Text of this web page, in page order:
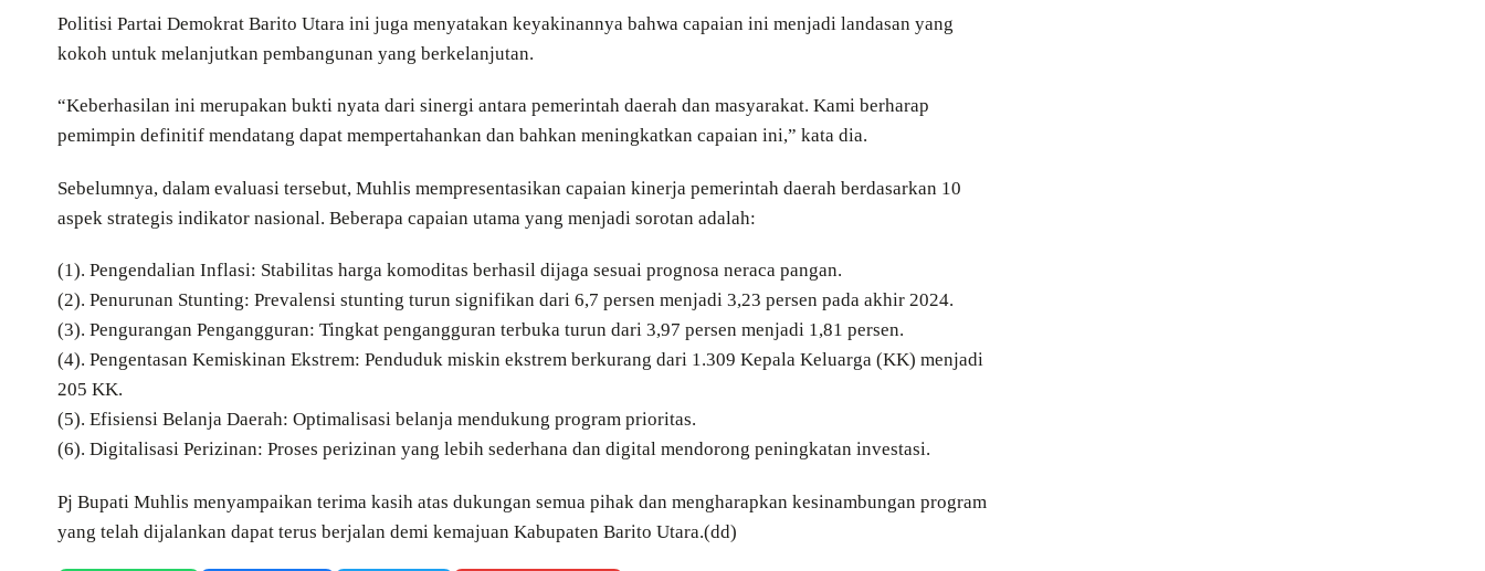
Politisi Partai Demokrat Barito Utara ini juga menyatakan keyakinannya bahwa capaian ini menjadi landasan yang
kokoh untuk melanjutkan pembangunan yang berkelanjutan.
“Keberhasilan ini merupakan bukti nyata dari sinergi antara pemerintah daerah dan masyarakat. Kami berharap
pemimpin definitif mendatang dapat mempertahankan dan bahkan meningkatkan capaian ini,” kata dia.
Sebelumnya, dalam evaluasi tersebut, Muhlis mempresentasikan capaian kinerja pemerintah daerah berdasarkan 10
aspek strategis indikator nasional. Beberapa capaian utama yang menjadi sorotan adalah:
(1). Pengendalian Inflasi: Stabilitas harga komoditas berhasil dijaga sesuai prognosa neraca pangan.
(2). Penurunan Stunting: Prevalensi stunting turun signifikan dari 6,7 persen menjadi 3,23 persen pada akhir 2024.
(3). Pengurangan Pengangguran: Tingkat pengangguran terbuka turun dari 3,97 persen menjadi 1,81 persen.
(4). Pengentasan Kemiskinan Ekstrem: Penduduk miskin ekstrem berkurang dari 1.309 Kepala Keluarga (KK) menjadi
205 KK.
(5). Efisiensi Belanja Daerah: Optimalisasi belanja mendukung program prioritas.
(6). Digitalisasi Perizinan: Proses perizinan yang lebih sederhana dan digital mendorong peningkatan investasi.
Pj Bupati Muhlis menyampaikan terima kasih atas dukungan semua pihak dan mengharapkan kesinambungan program
yang telah dijalankan dapat terus berjalan demi kemajuan Kabupaten Barito Utara.(dd)